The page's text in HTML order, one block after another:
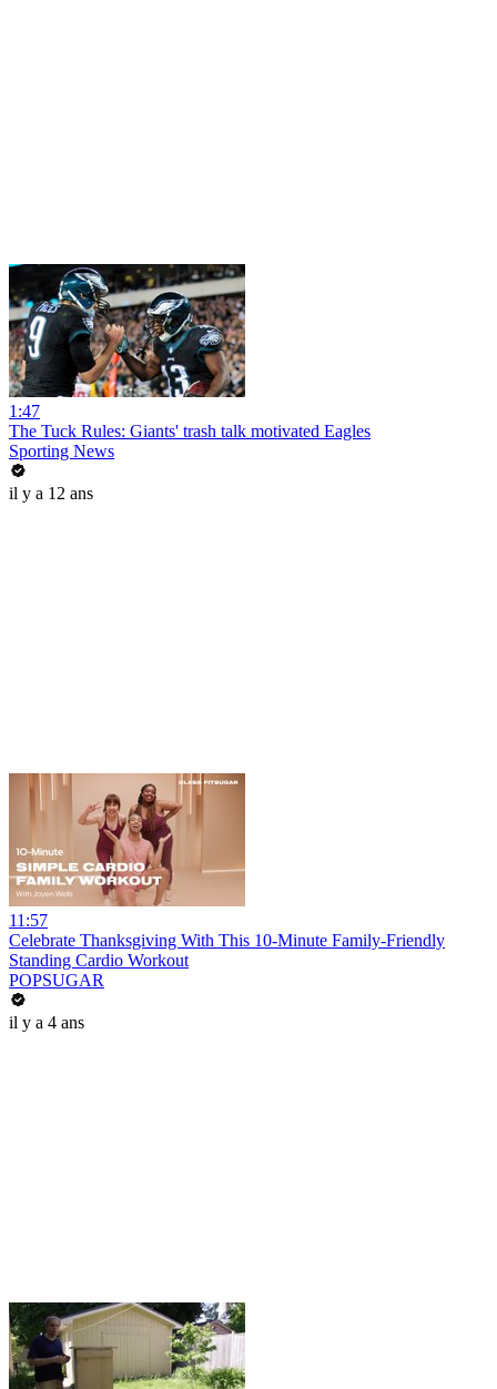
1:47
The Tuck Rules: Giants' trash talk motivated Eagles
Sporting News
il y a 12 ans
11:57
Celebrate Thanksgiving With This 10-Minute Family-Friendly
Standing Cardio Workout
POPSUGAR
il y a 4 ans